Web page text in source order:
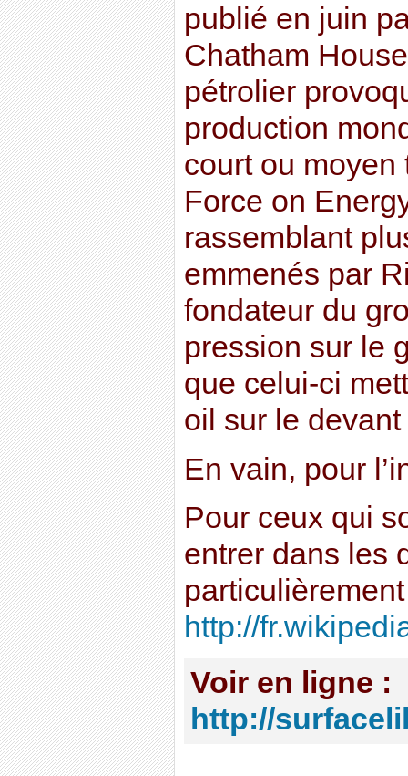
publié en juin
Chatham
pétrolier
production
court ou moyen
Force on
rassemblant
emmenés par
fondateur du
pression sur le
que celui-ci
oil sur le
En vain, pour
Pour ceux qui
entrer dans les
http://
Voir en ligne :
http://